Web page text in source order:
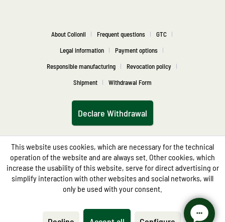
About Collonil Frequent questions
GTC
Legal information
Payment options
Responsible manufacturing
Revocation policy
Shipment
Withdrawal Form
Declare Withdrawal
This website uses cookies, which are necessary for the technical
operation of the website and are always set. Other cookies, which
increase the usability of this website, serve for direct advertising or
simplify interaction with other websites and social networks, will
only be used with your consent.